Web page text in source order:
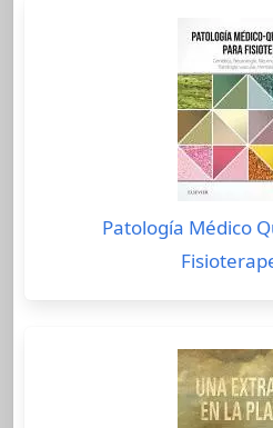
Patología Médico